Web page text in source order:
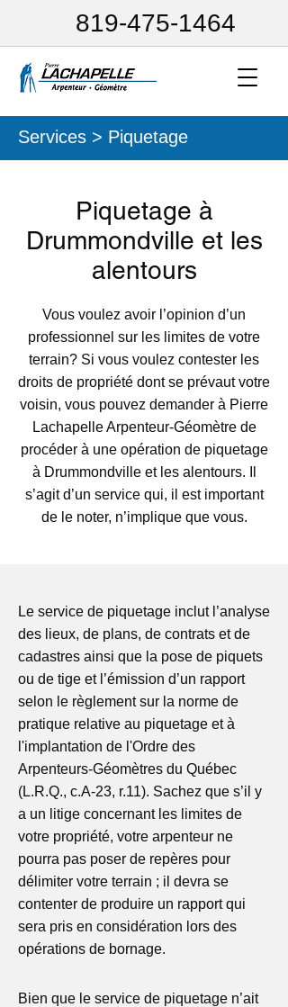
819-475-1464
Services > Piquetage
Piquetage à
Drummondville et les
alentours
Vous voulez avoir l’opinion d’un
professionnel sur les limites de votre
terrain? Si vous voulez contester les
droits de propriété dont se prévaut votre
voisin, vous pouvez demander à Pierre
Lachapelle Arpenteur-Géomètre de
procéder à une opération de piquetage
à Drummondville et les alentours. Il
s’agit d’un service qui, il est important
de le noter, n’implique que vous.
Le service de piquetage inclut l’analyse
des lieux, de plans, de contrats et de
cadastres ainsi que la pose de piquets
ou de tige et l’émission d’un rapport
selon le règlement sur la norme de
pratique relative au piquetage et à
l'implantation de l'Ordre des
Arpenteurs-Géomètres du Québec
(L.R.Q., c.A-23, r.11). Sachez que s’il y
a un litige concernant les limites de
votre propriété, votre arpenteur ne
pourra pas poser de repères pour
délimiter votre terrain ; il devra se
contenter de produire un rapport qui
sera pris en considération lors des
opérations de bornage.
Bien que le service de piquetage n’ait